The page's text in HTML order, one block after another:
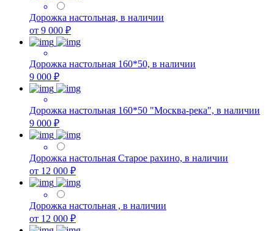
Дорожка настольная, в наличии
от 9 000 ₽
Дорожка настольная 160*50, в наличии
9 000 ₽
Дорожка настольная 160*50 "Москва-река", в наличии
9 000 ₽
Дорожка настольная Старое рахино, в наличии
от 12 000 ₽
Дорожка настольная , в наличии
от 12 000 ₽